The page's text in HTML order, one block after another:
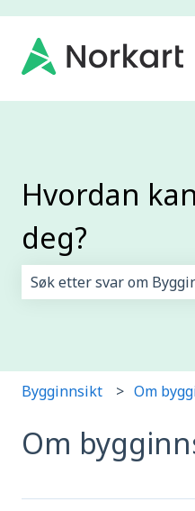
Hvordan
deg?
Bygginnsikt Om
Om